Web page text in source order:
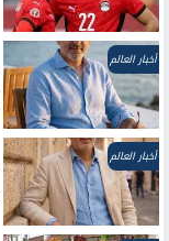
أخبار العالم
أخبار العالم